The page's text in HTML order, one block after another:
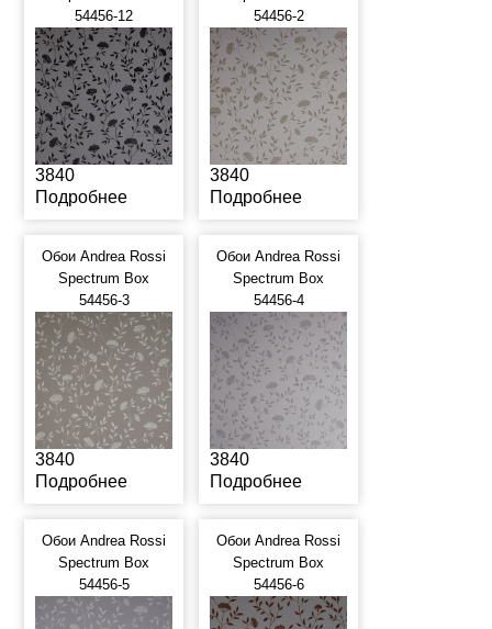
54456-12
3840
Подробнее
54456-2
3840
Подробнее
Обои Andrea Rossi
Spectrum Box
54456-3
3840
Подробнее
Обои Andrea Rossi
Spectrum Box
54456-4
3840
Подробнее
Обои Andrea Rossi
Spectrum Box
54456-5
Обои Andrea Rossi
Spectrum Box
54456-6